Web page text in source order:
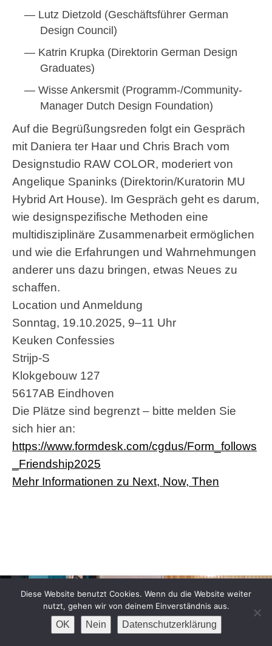
Lutz Dietzold (Geschäftsführer German
Design Council)
Katrin Krupka (Direktorin German Design
Graduates)
Wisse Ankersmit (Programm-/Community-
Manager Dutch Design Foundation)
Auf die Begrüßungsreden folgt ein Gespräch
mit Daniera ter Haar und Chris Brach vom
Designstudio RAW COLOR, moderiert von
Angelique Spaninks (Direktorin/Kuratorin MU
Hybrid Art House). Im Gespräch geht es darum,
wie designspezifische Methoden eine
multidisziplinäre Zusammenarbeit ermöglichen
und wie die Erfahrungen und Wahrnehmungen
anderer uns dazu bringen, etwas Neues zu
schaffen.
Location und Anmeldung
Sonntag, 19.10.2025, 9–11 Uhr
Keuken Confessies
Strijp-S
Klokgebouw 127
5617AB Eindhoven
Die Plätze sind begrenzt – bitte melden Sie
sich hier an:
https://www.formdesk.com/cgdus/Form_follows
_Friendship2025
Mehr Informationen zu Next, Now, Then
Diese Website benutzt Cookies. Wenn du die Website weiter
nutzt, gehen wir von deinem Einverständnis aus.
OK Nein Datenschutzerklärung